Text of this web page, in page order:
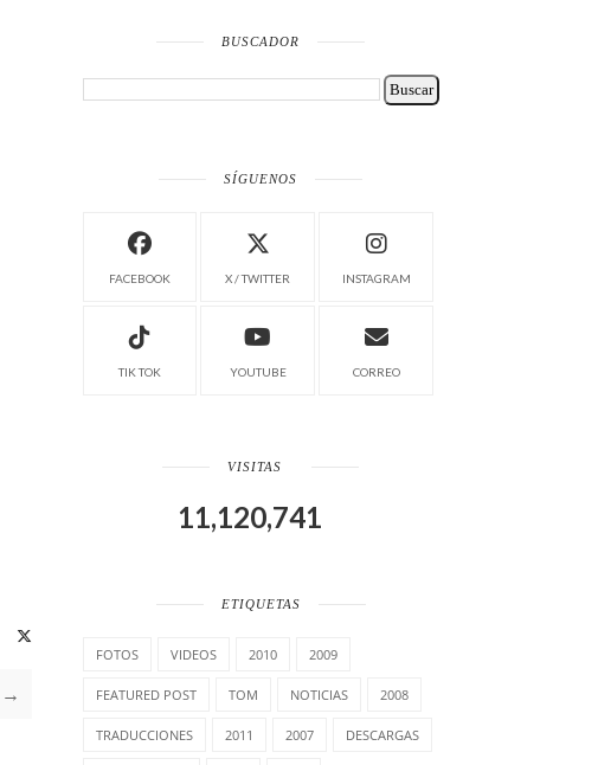
→
BUSCADOR
SÍGUENOS
FACEBOOK X / TWITTER INSTAGRAM
TIK TOK YOUTUBE CORREO
VISITAS
11,120,741
ETIQUETAS
FOTOS VIDEOS 2010 2009
FEATURED POST TOM NOTICIAS 2008
TRADUCCIONES 2011 2007 DESCARGAS